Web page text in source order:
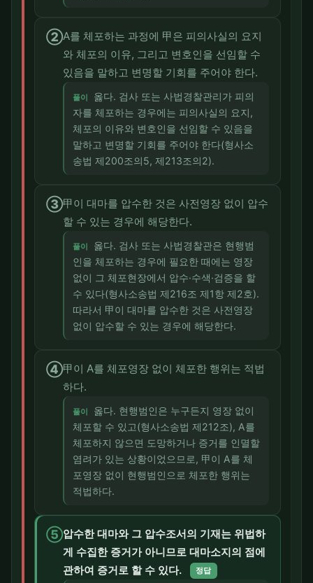
②A를 체포하는 과정에 甲은 피의사실의 요지
와 체포의 이유, 그리고 변호인을 선임할 수
있음을 말하고 변명할 기회를 주어야 한다.
풀이
옳다. 검사 또는 사법경찰관리가 피의
자를 체포하는 경우에는 피의사실의 요지,
체포의 이유와 변호인을 선임할 수 있음을
말하고 변명할 기회를 주어야 한다(형사소
송법 제200조의5, 제213조의2).
③甲이 대마를 압수한 것은 사전영장 없이 압수
할 수 있는 경우에 해당한다.
풀이
옳다. 검사 또는 사법경찰관은 현행범
인을 체포하는 경우에 필요한 때에는 영장
없이 그 체포현장에서 압수·수색·검증을 할
수 있다(형사소송법 제216조 제1항 제2호).
따라서 甲이 대마를 압수한 것은 사전영장
없이 압수할 수 있는 경우에 해당한다.
④甲이 A를 체포영장 없이 체포한 행위는 적법
하다.
풀이
옳다. 현행범인은 누구든지 영장 없이
체포할 수 있고(형사소송법 제212조), A를
체포하지 않으면 도망하거나 증거를 인멸할
염려가 있는 상황이었으므로, 甲이 A를 체
포영장 없이 현행범인으로 체포한 행위는
적법하다.
⑤압수한 대마와 그 압수조서의 기재는 위법하
게 수집한 증거가 아니므로 대마소지의 점에
관하여 증거로 할 수 있다.
정답